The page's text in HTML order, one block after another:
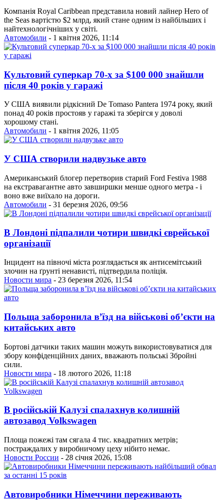
Компанія Royal Caribbean представила новий лайнер Hero of
the Seas вартістю $2 млрд, який стане одним із найбільших і
найтехнологічніших у світі.
Автомобили - 1 квітня 2026, 11:14
Культовий суперкар 70-х за $100 000 знайшли
після 40 років у гаражі
У США виявили рідкісний De Tomaso Pantera 1974 року, який
понад 40 років простояв у гаражі та зберігся у доволі
хорошому стані.
Автомобили - 1 квітня 2026, 11:05
У США створили надвузьке авто
Американський блогер перетворив старий Ford Festiva 1988
на екстравагантне авто завширшки менше одного метра - і
воно вже виїхало на дороги.
Автомобили - 31 березня 2026, 09:56
В Лондоні підпалили чотири швидкі єврейської
організації
Інцидент на півночі міста розглядається як антисемітський
злочин на ґрунті ненависті, підтвердила поліція.
Новости мира - 23 березня 2026, 11:54
Польща заборонила в’їзд на військові об’єкти на
китайських авто
Бортові датчики таких машин можуть використовуватися для
збору конфіденційних даних, вважають польські Збройні
сили.
Новости мира - 18 лютого 2026, 11:18
В російській Калузі спалахнув колишній
автозавод Volkswagen
Площа пожежі там сягала 4 тис. квадратних метрів;
постраждалих у виробничому цеху нібито немає.
Новости России - 28 січня 2026, 15:08
Автовиробники Німеччини переживають